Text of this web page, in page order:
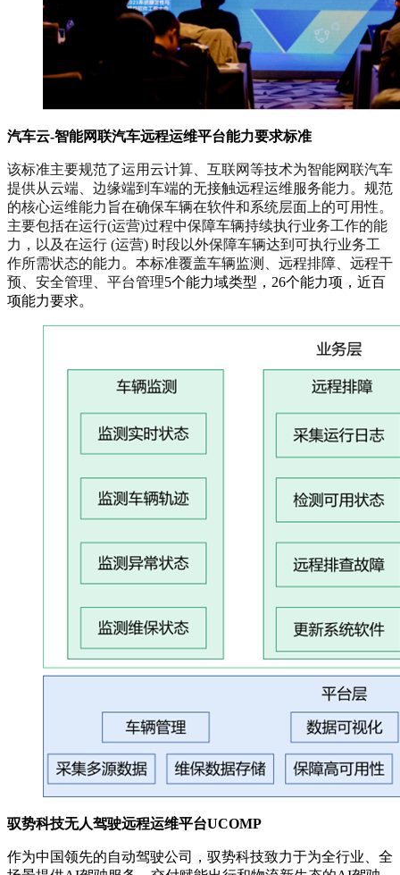
汽车云-智能网联汽车远程运维平台能力要求标准
该标准主要规范了运用云计算、互联网等技术为智能网联汽车
提供从云端、边缘端到车端的无接触远程运维服务能力。规范
的核心运维能力旨在确保车辆在软件和系统层面上的可用性。
主要包括在运行(运营)过程中保障车辆持续执行业务工作的能
力，以及在运行 (运营) 时段以外保障车辆达到可执行业务工
作所需状态的能力。本标准覆盖车辆监测、远程排障、远程干
预、安全管理、平台管理5个能力域类型，26个能力项，近百
项能力要求。
驭势科技无人驾驶远程运维平台UCOMP
作为中国领先的自动驾驶公司，驭势科技致力于为全行业、全